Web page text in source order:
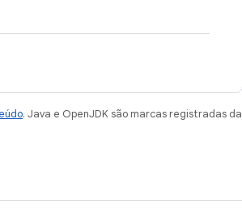
. Java e OpenJDK são marcas registradas da